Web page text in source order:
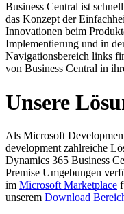
Business Central ist
das Konzept der
Innovationen beim
Implementierung und in
Navigationsbereich links
von Business Central in
Unsere
Als Microsoft
development zahlreiche
Dynamics 365 Business
Premise Umgebungen
im Microsoft Marketplace
unserem Download